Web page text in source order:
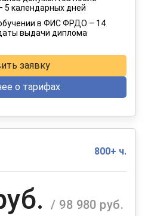
на 12 месяцев
5 календарных дней
в ФИС ФРДО – 14
выдачи диплома
заявку
о тарифах
800+ ч.
/ 98 980 руб.